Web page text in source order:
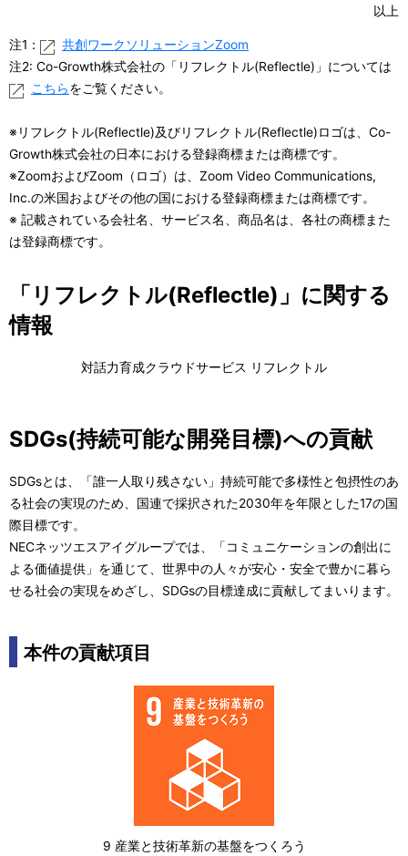
以上
注1：
共創ワークソリューションZoom
注2: Co-Growth株式会社の「リフレクトル(Reflectle)」については
こちらをご覧ください。
※リフレクトル(Reflectle)及びリフレクトル(Reflectle)ロゴは、Co-
Growth株式会社の日本における登録商標または商標です。
※ZoomおよびZoom（ロゴ）は、Zoom Video Communications,
Inc.の米国およびその他の国における登録商標または商標です。
※ 記載されている会社名、サービス名、商品名は、各社の商標また
は登録商標です。
「リフレクトル(Reflectle)」に関する
情報
対話力育成クラウドサービス リフレクトル
SDGs(持続可能な開発目標)への貢献
SDGsとは、「誰一人取り残さない」持続可能で多様性と包摂性のあ
る社会の実現のため、国連で採択された2030年を年限とした17の国
際目標です。
NECネッツエスアイグループでは、「コミュニケーションの創出に
よる価値提供」を通じて、世界中の人々が安心・安全で豊かに暮ら
せる社会の実現をめざし、SDGsの目標達成に貢献してまいります。
本件の貢献項目
9 産業と技術革新の基盤をつくろう